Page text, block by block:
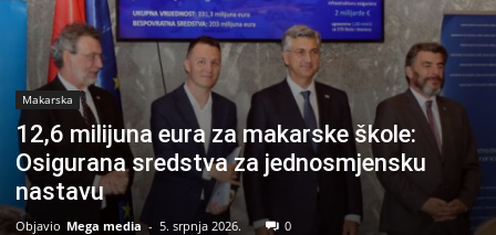
Makarska
12,6 milijuna eura za makarske škole:
Osigurana sredstva za jednosmjensku
nastavu
Objavio Mega media - 5. srpnja 2026. 0